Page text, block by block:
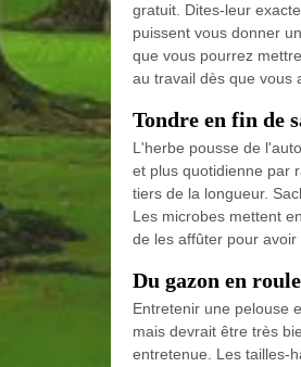
gratuit. Dites-leur
puissent vous donner
que vous pourrez
au travail dès que vous
Tondre en fin de
L'herbe pousse de
et plus quotidienne par
tiers de la longueur.
Les microbes mettent
de les affûter pour
Du gazon en
Entretenir une pelouse
mais devrait être très
entretenue. Les tailles-